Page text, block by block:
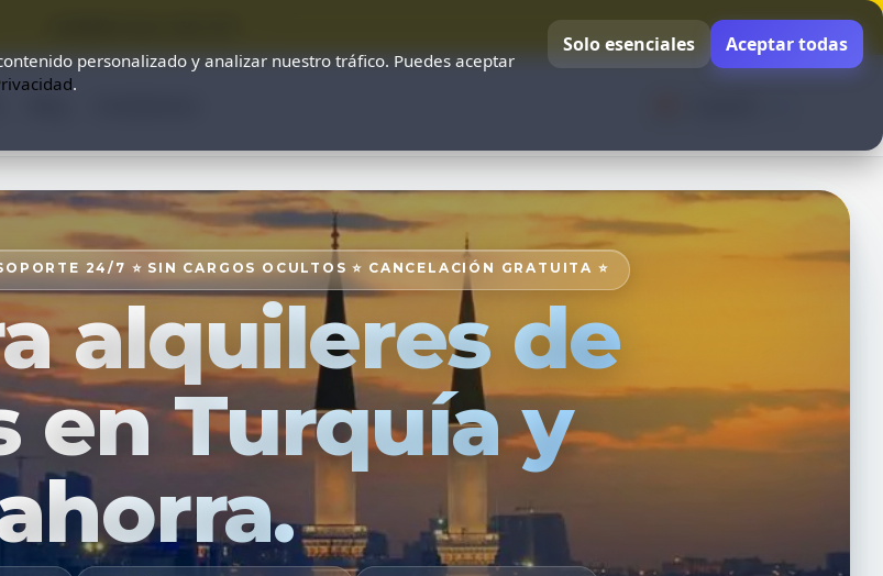
personalizado y analizar nuestro tráfico. Puedes aceptar
.
Solo esenciales Aceptar todas
24/7 ⭐ SIN CARGOS OCULTOS ⭐ CANCELACIÓN GRATUITA ⭐
alquileres de
en Turquía y